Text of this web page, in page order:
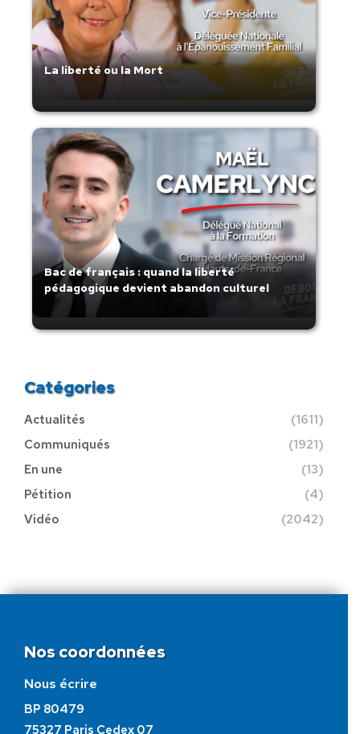
La liberté ou la Mort
Bac de français : quand la liberté
pédagogique devient abandon culturel
Catégories
Actualités
(1611)
Communiqués
(1921)
En une
(13)
Pétition
(4)
Vidéo
(2042)
Nos coordonnées
Nous écrire
BP 80479
75327 Paris Cedex 07